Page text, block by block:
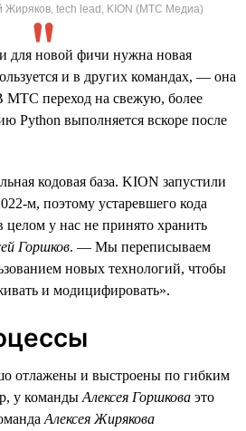
Жиряков, tech lead, KION (МТС Медиа)
для новой фичи нужна новая
и в других командах, — она
МТС переход на свежую, более
Python выполняется вскоре после
кодовая база. KION запустили
м, поэтому устаревшего кода
целом у нас не принято хранить
Горшков. — Мы переписываем
новых технологий, чтобы
и модицифировать».
отлажены и выстроены по гибким
у команды Алексея Горшкова это
Алексея Жирякова